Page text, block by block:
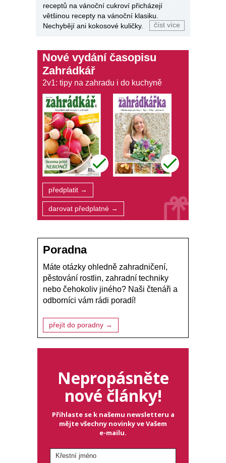
receptů na vánoční cukroví přicházejí
většinou recepty na vánoční klasiku.
Nechybějí ani kokosové kuličky.
číst více
Nové vydání časopisu
Zahrádkář
2v1: tipy na zahradu i do kuchyně
předplatit →
darovat předplatné →
Poradna
Máte otázky ohledně zahradničení,
pěstování rostlin, zahradní techniky
nebo čehokoliv jiného? Naši čtenáři a
odborníci vám rádi poradí!
přejít do poradny →
Nepropásněte
nové články!
Přihlaste se k našemu newsletteru a
mějte všechny novinky ve Vašem
e-mailu.